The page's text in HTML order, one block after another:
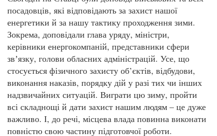
посадовців, які відповідають за захист нашої
енергетики й за нашу тактику проходження зими.
Зокрема, доповідали глава уряду, міністри,
керівники енергокомпаній, представники сфери
звʼязку, голови обласних адміністрацій. Усе, що
стосується фізичного захисту об’єктів, відбудови,
виконання наказів, порядку дій у разі тих чи інших
надзвичайних ситуацій. Виграти цю зиму, пройти
всі складнощі й дати захист нашим людям – це дуже
важливо. І, до речі, місцева влада повинна виконати
повністю свою частину підготовчої роботи.